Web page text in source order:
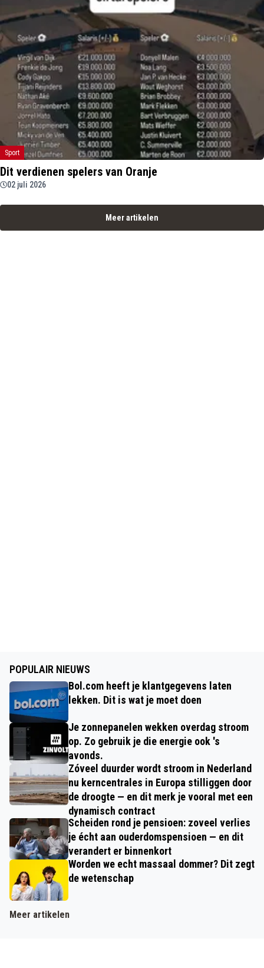
Sport
Dit verdienen spelers van Oranje
02 juli 2026
Meer artikelen
POPULAIR NIEUWS
Bol.com heeft je klantgegevens laten
lekken. Dit is wat je moet doen
Je zonnepanelen wekken overdag stroom
op. Zo gebruik je die energie ook 's
avonds.
Zóveel duurder wordt stroom in Nederland
nu kerncentrales in Europa stilliggen door
de droogte — en dit merk je vooral met een
dynamisch contract
Scheiden rond je pensioen: zoveel verlies
je écht aan ouderdomspensioen — en dit
verandert er binnenkort
Worden we echt massaal dommer? Dit zegt
de wetenschap
Meer artikelen